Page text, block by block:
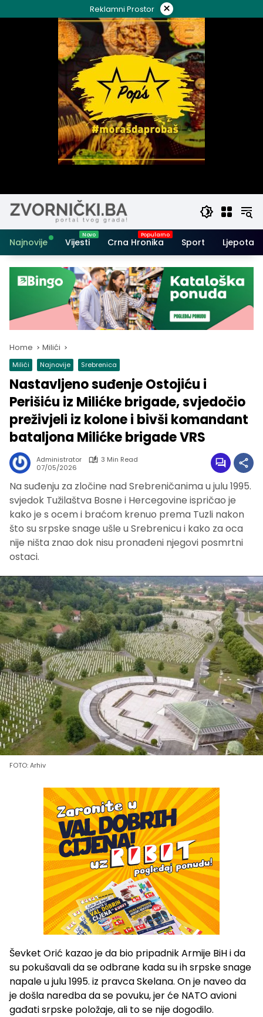
to
Reklamni Prostor ×
Najnovije Vijesti Crna Hronika Sport Ljepota i
Home Milići
Milići Najnovije Srebrenica
Nastavljeno suđenje Ostojiću i
Perišiću iz Milićke brigade, svjedočio
preživjeli iz kolone i bivši komandant
bataljona Milićke brigade VRS
Administrator
3 Min Read
07/05/2026
Na suđenju za zločine nad Srebreničanima u julu 1995.
svjedok Tužilaštva Bosne i Hercegovine ispričao je
kako je s ocem i braćom krenuo prema Tuzli nakon
što su srpske snage ušle u Srebrenicu i kako za oca
nije ništa znao dok nisu pronađeni njegovi posmrtni
ostaci.
FOTO: Arhiv
Ševket Orić kazao je da bio pripadnik Armije BiH i da
su pokušavali da se odbrane kada su ih srpske snage
napale u julu 1995. iz pravca Skelana. On je naveo da
je došla naredba da se povuku, jer će NATO avioni
gađati srpske položaje, ali to se nije dogodilo.